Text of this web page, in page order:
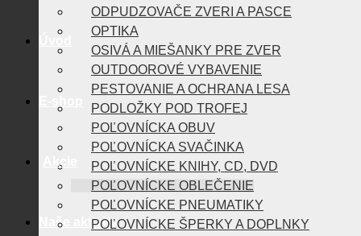
Akcie
Naše aktivity
ODPUDZOVAČE ZVERI A PASCE
OPTIKA
OSIVÁ A MIEŠANKY PRE ZVER
OUTDOOROVÉ VYBAVENIE
PESTOVANIE A OCHRANA LESA
PODLOŽKY POD TROFEJ
POĽOVNÍCKA OBUV
POĽOVNÍCKA SVAČINKA
POĽOVNÍCKE KNIHY, CD, DVD
POĽOVNÍCKE OBLEČENIE
POĽOVNÍCKE PNEUMATIKY
POĽOVNÍCKE ŠPERKY A DOPLNKY